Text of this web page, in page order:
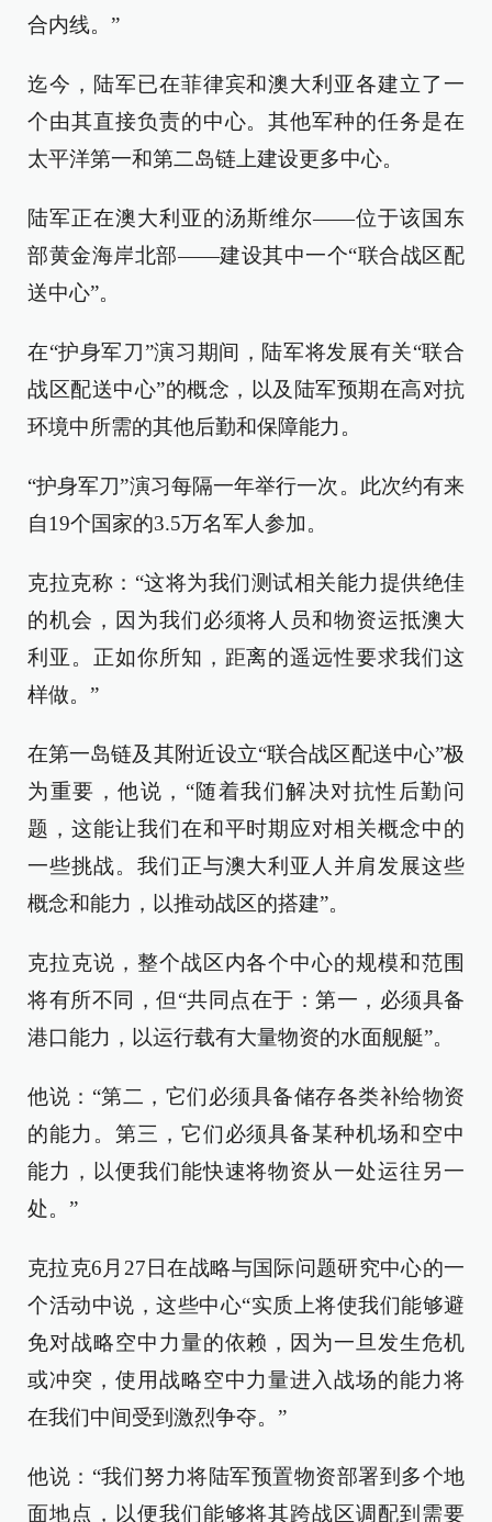
合内线。”
迄今，陆军已在菲律宾和澳大利亚各建立了一
个由其直接负责的中心。其他军种的任务是在
太平洋第一和第二岛链上建设更多中心。
陆军正在澳大利亚的汤斯维尔——位于该国东
部黄金海岸北部——建设其中一个“联合战区配
送中心”。
在“护身军刀”演习期间，陆军将发展有关“联合
战区配送中心”的概念，以及陆军预期在高对抗
环境中所需的其他后勤和保障能力。
“护身军刀”演习每隔一年举行一次。此次约有来
自19个国家的3.5万名军人参加。
克拉克称：“这将为我们测试相关能力提供绝佳
的机会，因为我们必须将人员和物资运抵澳大
利亚。正如你所知，距离的遥远性要求我们这
样做。”
在第一岛链及其附近设立“联合战区配送中心”极
为重要，他说，“随着我们解决对抗性后勤问
题，这能让我们在和平时期应对相关概念中的
一些挑战。我们正与澳大利亚人并肩发展这些
概念和能力，以推动战区的搭建”。
克拉克说，整个战区内各个中心的规模和范围
将有所不同，但“共同点在于：第一，必须具备
港口能力，以运行载有大量物资的水面舰艇”。
他说：“第二，它们必须具备储存各类补给物资
的能力。第三，它们必须具备某种机场和空中
能力，以便我们能快速将物资从一处运往另一
处。”
克拉克6月27日在战略与国际问题研究中心的一
个活动中说，这些中心“实质上将使我们能够避
免对战略空中力量的依赖，因为一旦发生危机
或冲突，使用战略空中力量进入战场的能力将
在我们中间受到激烈争夺。”
他说：“我们努力将陆军预置物资部署到多个地
面地点，以便我们能够将其跨战区调配到需要